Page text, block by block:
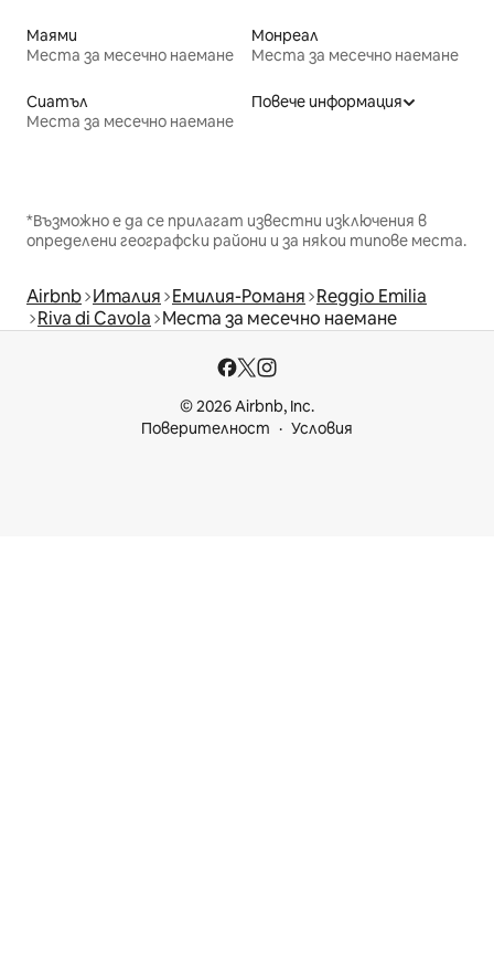
Маями
Места за месечно наемане
Монреал
Места за месечно наемане
Сиатъл
Места за месечно наемане
Повече информация
*Възможно е да се прилагат известни изключения в
определени географски райони и за някои типове места.
Airbnb Италия Емилия-Романя Reggio Emilia
Riva di Cavola Места за месечно наемане
© 2026 Airbnb, Inc.
Поверителност
Условия